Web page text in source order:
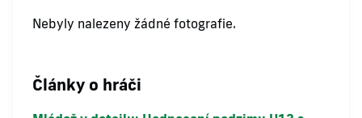
Nebyly nalezeny žádné fotografie.
Články o hráči